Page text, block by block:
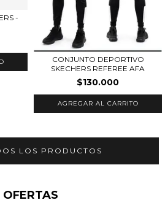
-
CONJUNTO DEPORTIVO
SKECHERS REFEREE AFA
$130.000
AGREGAR AL CARRITO
LOS PRODUCTOS
OFERTAS